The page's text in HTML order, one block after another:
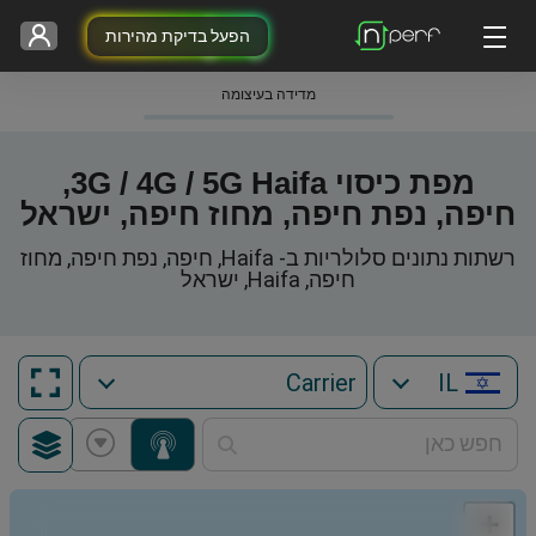
הפעל בדיקת מהירות
מדידה בעיצומה
מפת כיסוי 3G / 4G / 5G Haifa,
חיפה, נפת חיפה, מחוז חיפה, ישראל
רשתות נתונים סלולריות ב- Haifa, חיפה, נפת חיפה, מחוז
חיפה, Haifa, ישראל
IL